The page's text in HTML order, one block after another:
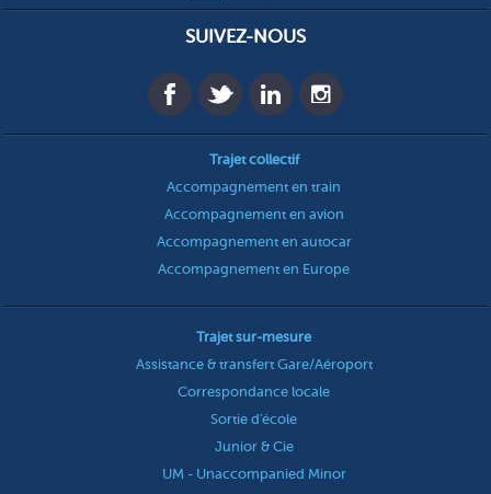
SUIVEZ-NOUS
Trajet collectif
Accompagnement en train
Accompagnement en avion
Accompagnement en autocar
Accompagnement en Europe
Trajet sur-mesure
Assistance & transfert Gare/Aéroport
Correspondance locale
Sortie d'école
Junior & Cie
UM - Unaccompanied Minor